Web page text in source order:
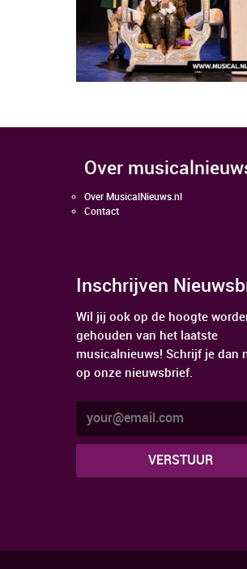
over
Over MusicalNieuws.nl
Contact
Inschrijven
Wil jij ook op de hoogte
gehouden van het laatste
musicalnieuws! Schrijf je dan
op onze nieuwsbrief.